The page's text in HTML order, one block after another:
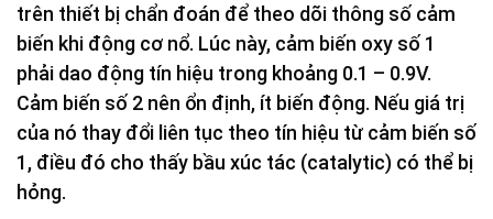
trên thiết bị chẩn đoán để theo dõi thông số cảm
biến khi động cơ nổ. Lúc này, cảm biến oxy số 1
phải dao động tín hiệu trong khoảng 0.1 – 0.9V.
Cảm biến số 2 nên ổn định, ít biến động. Nếu giá trị
của nó thay đổi liên tục theo tín hiệu từ cảm biến số
1, điều đó cho thấy bầu xúc tác (catalytic) có thể bị
hỏng.